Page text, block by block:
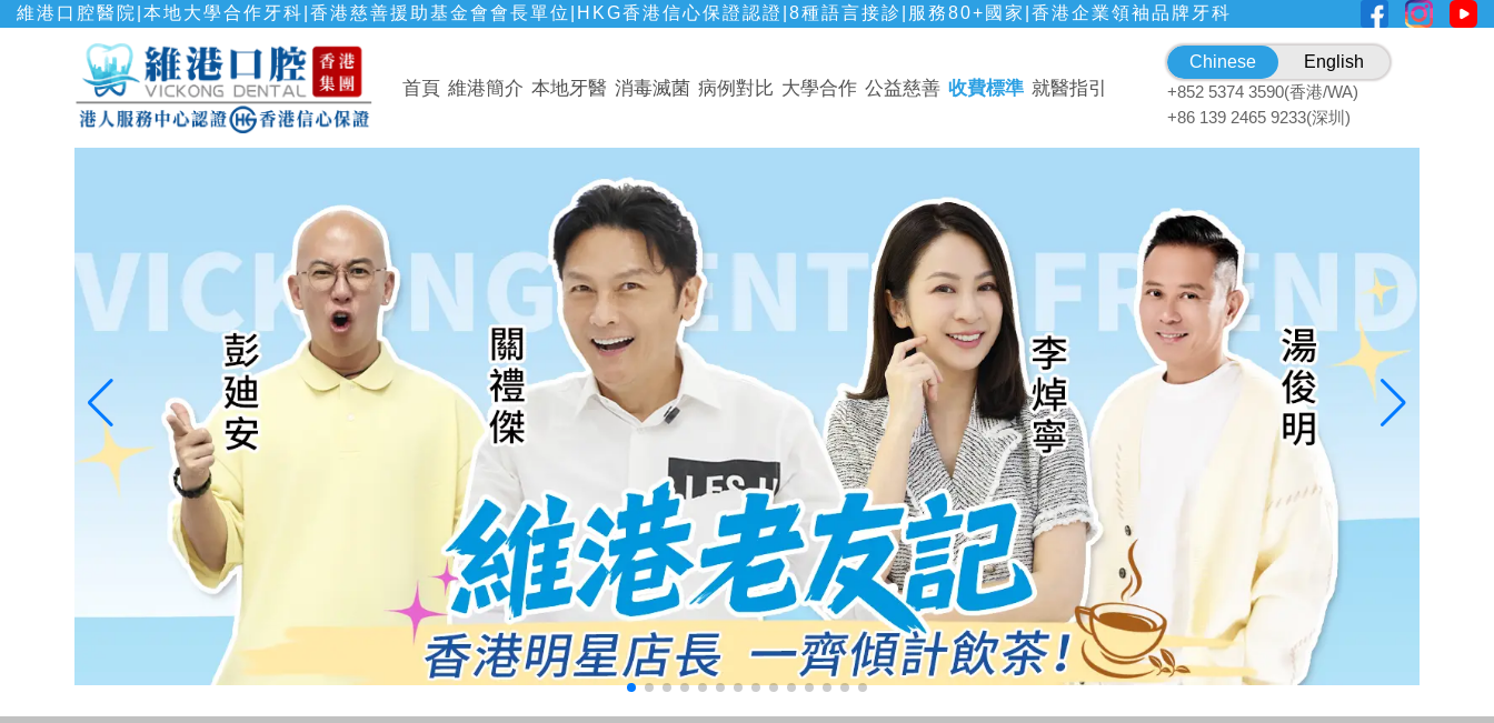
維港口腔醫院|本地大學合作牙科|香港慈善援助基金會會長單位|HKG香港信心保證認證|8種語言接診|服務80+國家|香港企業領袖品牌牙科
首頁 維港簡介 本地牙醫 消毒滅菌 病例對比 大學合作 公益慈善 收費標準 就醫指引
Chinese
English
+852 5374 3590(香港/WA)
+86 139 2465 9233(深圳)